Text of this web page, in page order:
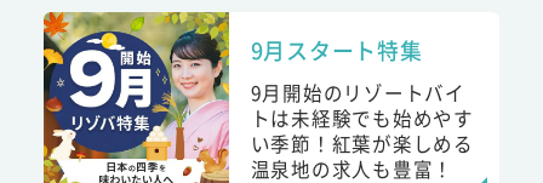
9月スタート特集
9月開始のリゾートバイ
トは未経験でも始めやす
い季節！紅葉が楽しめる
温泉地の求人も豊富！